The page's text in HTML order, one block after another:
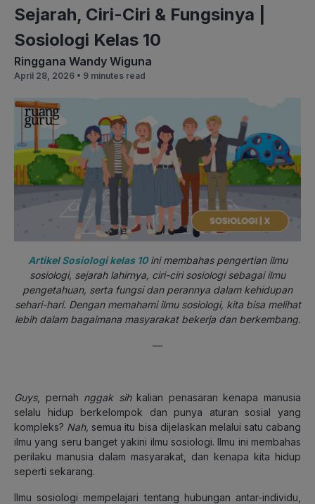
Sejarah, Ciri-Ciri & Fungsinya |
Sosiologi Kelas 10
Ringgana Wandy Wiguna
April 28, 2026 • 9 minutes read
Artikel Sosiologi kelas 10ini membahas pengertian ilmu
sosiologi, sejarah lahirnya, ciri-ciri sosiologi sebagai ilmu
pengetahuan, serta fungsi dan perannya dalam kehidupan
sehari-hari. Dengan memahami ilmu sosiologi, kita bisa melihat
lebih dalam bagaimana masyarakat bekerja dan berkembang.
—
Guys, pernah nggak sihkalian penasaran kenapa manusia
selalu hidup berkelompok dan punya aturan sosial yang
kompleks? Nah, semua itu bisa dijelaskan melalui satu cabang
ilmu yang seru banget yakini ilmu sosiologi. Ilmu ini membahas
perilaku manusia dalam masyarakat, dan kenapa kita hidup
seperti sekarang.
Ilmu sosiologi mempelajari tentang hubungan antar-individu,